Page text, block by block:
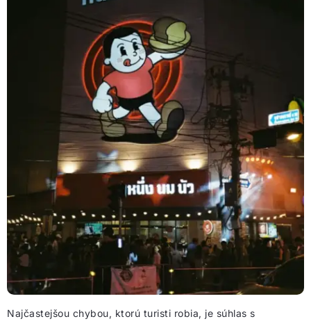
Najčastejšou chybou, ktorú turisti robia, je súhlas s